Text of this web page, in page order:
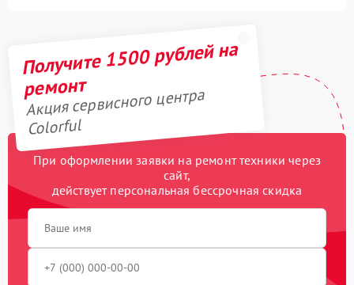
Получите 1500 рублей на
ремонт
Акция сервисного центра
Colorful
При оформлении заявки на ремонт техники через
сайт,
действует персональная бессрочная скидка